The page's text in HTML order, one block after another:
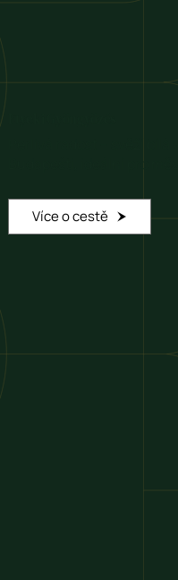
Perlivá radost – svěží bílá
Budapešti, ideální pro
Více o cestě